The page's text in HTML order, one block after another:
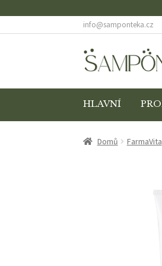
info@samponteka.cz
Přeskočit
na
Přejít
k
HLAVNÍ
ÚVODNÍ STRÁNKA
Domů FarmaVita